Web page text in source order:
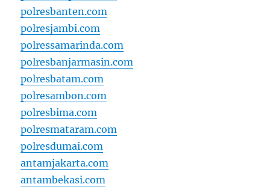
polresbanten.com
polresjambi.com
polressamarinda.com
polresbanjarmasin.com
polresbatam.com
polresambon.com
polresbima.com
polresmataram.com
polresdumai.com
antamjakarta.com
antambekasi.com